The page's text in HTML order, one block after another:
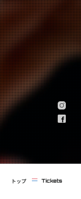
トップ Tickets